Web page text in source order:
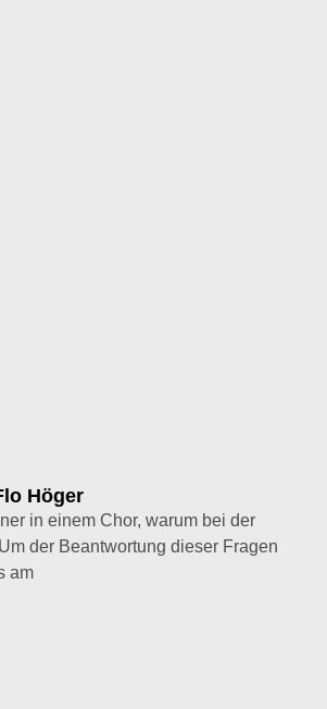
Höger
in einem Chor, warum bei der
der Beantwortung dieser Fragen
am